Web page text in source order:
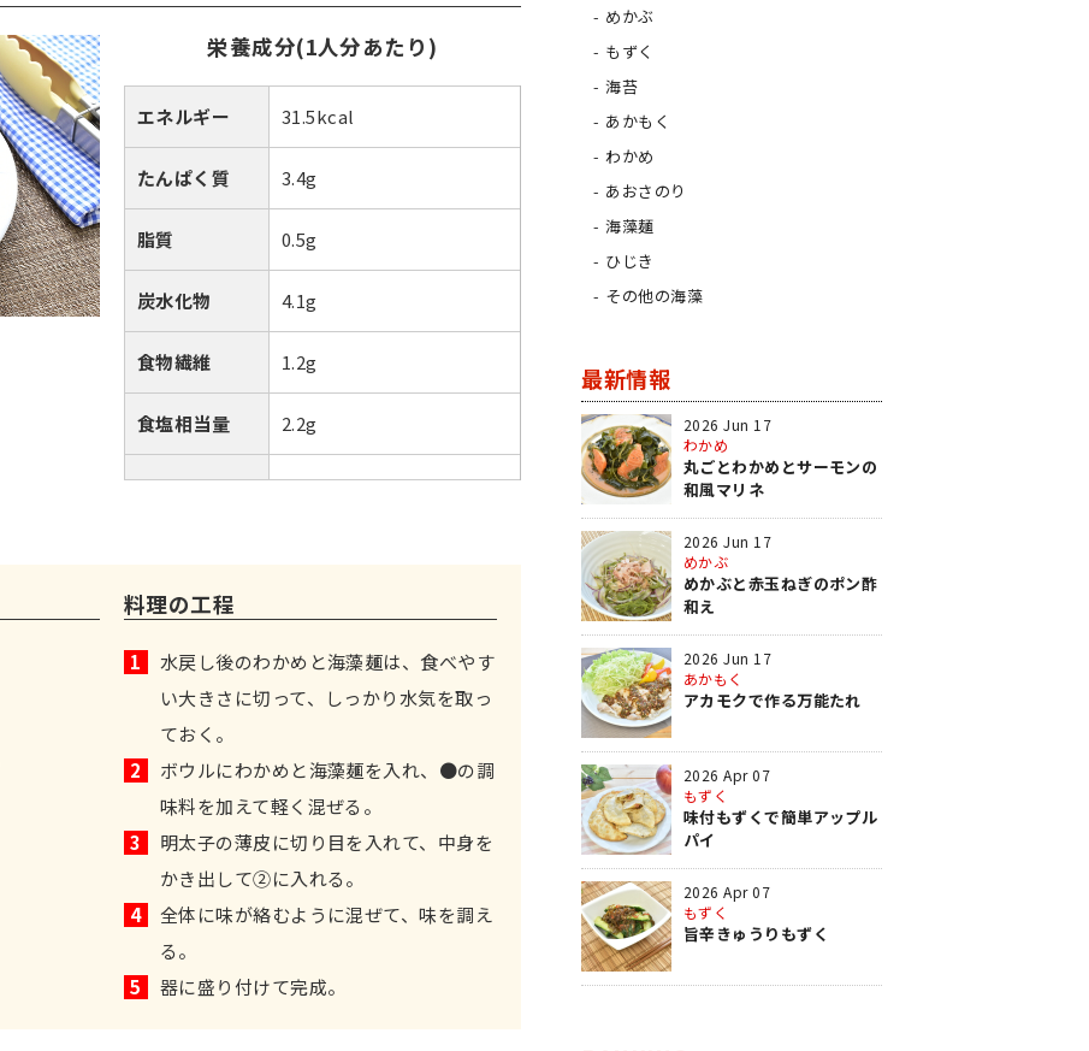
栄養成分(1人分あたり)
エネルギー 31.5kcal
たんぱく質 3.4g
脂質 0.5g
炭水化物 4.1g
食物繊維 1.2g
食塩相当量 2.2g
料理の工程
1
水戻し後のわかめと海藻麺は、食べやす
い大きさに切って、しっかり水気を取っ
ておく。
2
ボウルにわかめと海藻麺を入れ、●の調
味料を加えて軽く混ぜる。
3
明太子の薄皮に切り目を入れて、中身を
かき出して②に入れる。
4
全体に味が絡むように混ぜて、味を調え
る。
5
器に盛り付けて完成。
めかぶ
もずく
海苔
あかもく
わかめ
あおさのり
海藻麺
ひじき
その他の海藻
最新情報
2026 Jun 17
わかめ
丸ごとわかめとサーモンの
和風マリネ
2026 Jun 17
めかぶ
めかぶと赤玉ねぎのポン酢
和え
2026 Jun 17
あかもく
アカモクで作る万能たれ
2026 Apr 07
もずく
味付もずくで簡単アップル
パイ
2026 Apr 07
もずく
旨辛きゅうりもずく